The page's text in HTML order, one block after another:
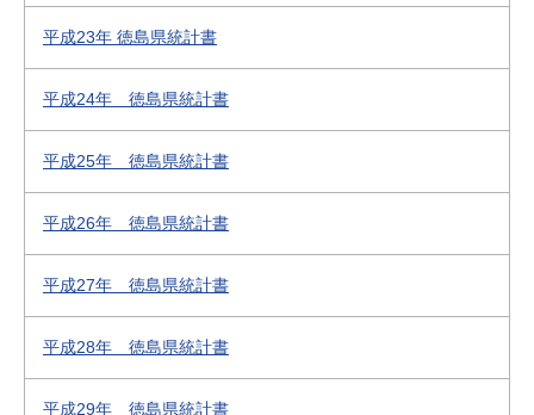
平成23年 徳島県統計書
平成24年 徳島県統計書
平成25年 徳島県統計書
平成26年 徳島県統計書
平成27年 徳島県統計書
平成28年 徳島県統計書
平成29年 徳島県統計書